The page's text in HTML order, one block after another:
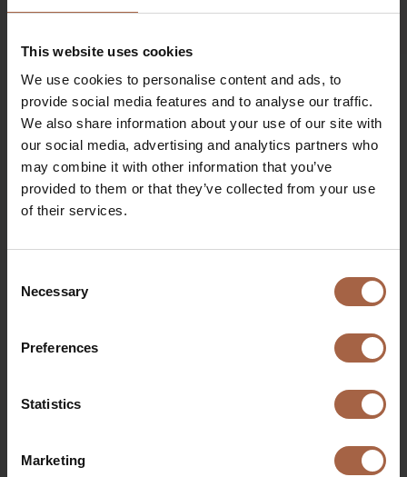
This website uses cookies
We use cookies to personalise content and ads, to
provide social media features and to analyse our traffic.
We also share information about your use of our site with
our social media, advertising and analytics partners who
may combine it with other information that you’ve
provided to them or that they’ve collected from your use
of their services.
Selection
Necessary
Preferences
Statistics
Marketing
Een stukje advies van Ailton
Het advies van Ailton voor degenen die het Ebusco-
avontuur willen aangaan, is duidelijk: “Je moet een speler
zijn die weet hoe je in een team moet spelen.” Deze
vaardigheid is onmisbaar voor de rol van een Roof
Assembly-technicus om samen het gemeenschappelijke
doel te bereiken, het bouwen van elektrische bussen!